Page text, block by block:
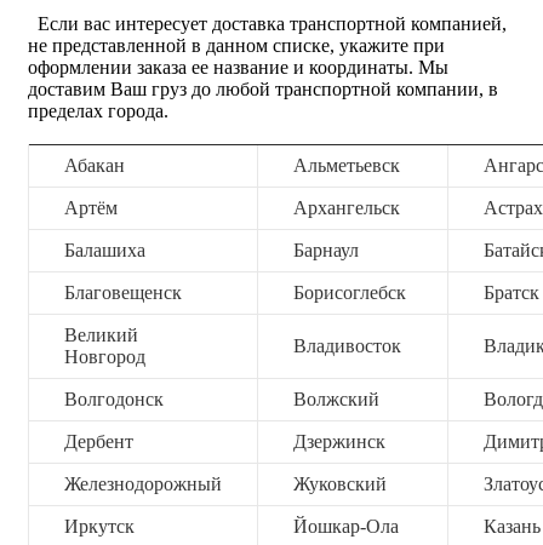
Если вас интересует доставка транспортной компанией,
не представленной в данном списке, укажите при
оформлении заказа ее название и координаты. Мы
доставим Ваш груз до любой транспортной компании, в
пределах города.
Абакан Альметьевск
Артём Архангельск
Балашиха Барнаул
Благовещенск Борисоглебск Братск
Великий
Новгород
Владивосток
Волгодонск Волжский
Дербент Дзержинск
Железнодорожный Жуковский
Иркутск Йошкар-Ола Казань